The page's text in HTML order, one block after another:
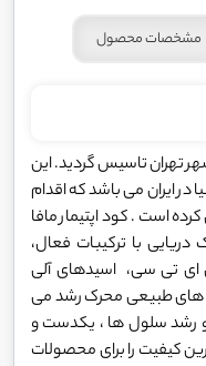
مشخصات محصول
فیدار کیمیا در سال 1393 در شهر تهران تاسیس گردید. این
در ایران می باشد که اقدام
است . کود اپتیمار مافا
با ترکیبات فعال،
تی سی، اسیدهای آلی
های طبیعی محرک رشد می
و رشد سلول ها ، یکدست و
کیفیت را برای محصولات